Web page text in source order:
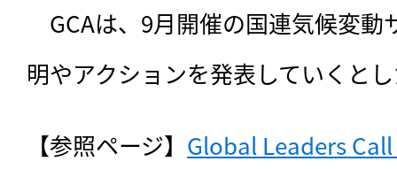
GCAは、9月開催の国連気候変動
明やアクションを発表していくと
【参照ページ】 Global Leaders